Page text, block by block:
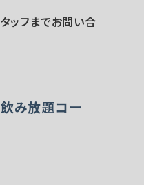
ッフまでお問い合
み放題コー